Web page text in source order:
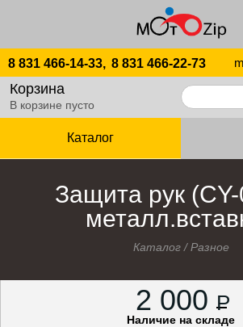
8 831 466-14-33, 8 831 466-22-73
Корзина
В корзине пусто
Каталог
Защита рук
Каталог/Разное
2 000 P
Наличие на складе